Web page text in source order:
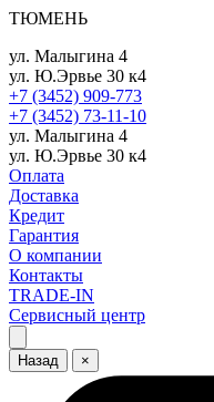
ТЮМЕНЬ
ул. Малыгина 4
ул. Ю.Эрвье 30 к4
+7 (3452) 909-773
+7 (3452) 73-11-10
ул. Малыгина 4
ул. Ю.Эрвье 30 к4
Оплата
Доставка
Кредит
Гарантия
О компании
Контакты
TRADE-IN
Сервисный центр
Назад ×